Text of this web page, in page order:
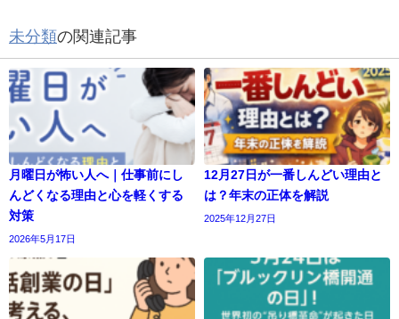
未分類の関連記事
月曜日が怖い人へ｜仕事前にし
んどくなる理由と心を軽くする
対策
2026年5月17日
12月27日が一番しんどい理由と
は？年末の正体を解説
2025年12月27日